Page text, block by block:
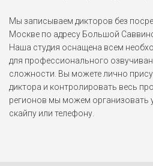
Скорость:
(2015)
Бен Рикерт
Игра на
Дональд
Мы записываем дикторов без
Москве по адресу Большой
Наша студия оснащена всем
для профессионального
сложности. Вы можете лично
диктора и контролировать весь
регионов мы можем организовать
скайпу или телефону.